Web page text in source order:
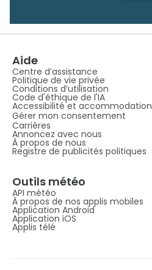
Aide
Centre d’assistance
Politique de vie privée
Conditions d’utilisation
Code d'éthique de l'IA
Accessibilité et accommodation
Gérer mon consentement
Carrières
Annoncez avec nous
À propos de nous
Registre de publicités politiques
Outils météo
API météo
À propos de nos applis mobiles
Application Android
Application iOS
Applis télé